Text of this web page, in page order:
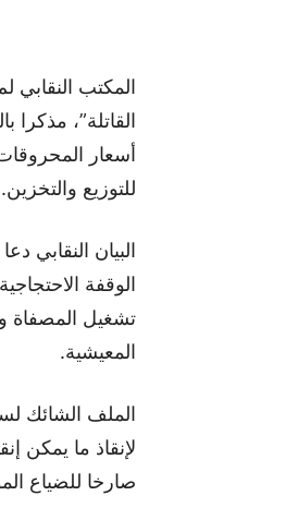
المكتب النقابي
القاتلة”،
أسعار
للتوزيع والتخزين.
البيان النقابي
الوقفة
تشغيل المصفاة
المعيشية.
الملف الشائك
لإنقاذ ما يمكن
صارخا للضياع